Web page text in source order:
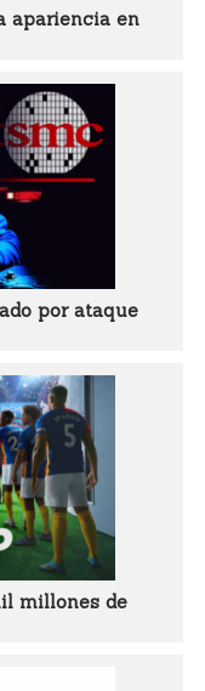
apariencia en
por ataque
millones de